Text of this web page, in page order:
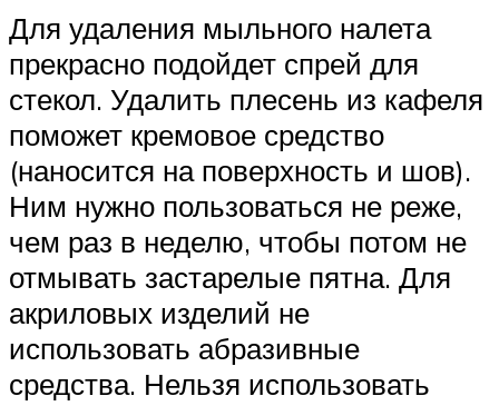
Для удаления мыльного налета
прекрасно подойдет спрей для
стекол. Удалить плесень из кафеля
поможет кремовое средство
(наносится на поверхность и шов).
Ним нужно пользоваться не реже,
чем раз в неделю, чтобы потом не
отмывать застарелые пятна. Для
акриловых изделий не
использовать абразивные
средства. Нельзя использовать